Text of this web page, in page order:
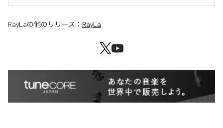
RayLaの他のリリース： RayLa